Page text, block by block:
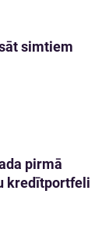
simtiem
pirmā
kredītportfeli